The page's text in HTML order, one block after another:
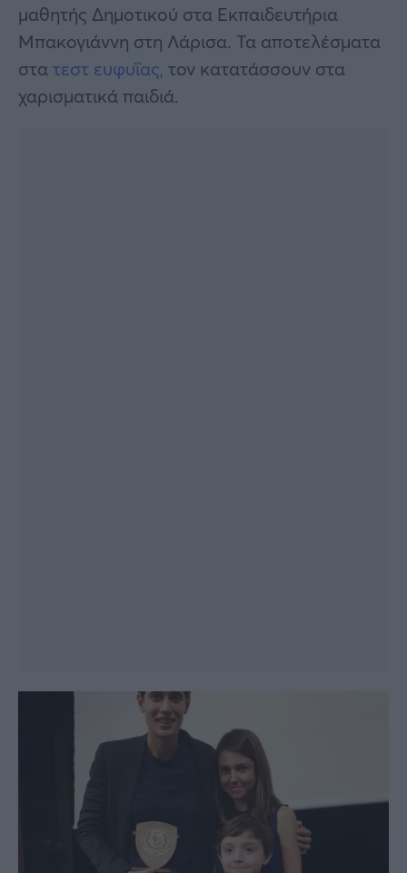
μαθητής Δημοτικού στα Εκπαιδευτήρια
Μπακογιάννη στη Λάρισα. Τα αποτελέσματα
στατεστ ευφυΐας, τον κατατάσσουν στα
χαρισματικά παιδιά.